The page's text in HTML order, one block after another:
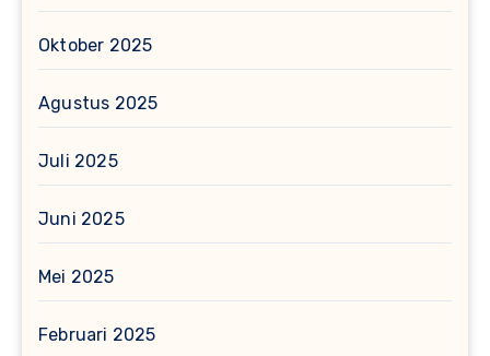
Oktober 2025
Agustus 2025
Juli 2025
Juni 2025
Mei 2025
Februari 2025